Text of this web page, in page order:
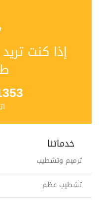
إذا كنت
خدماتنا
ترميم وتشطيب
تشطيب عظم